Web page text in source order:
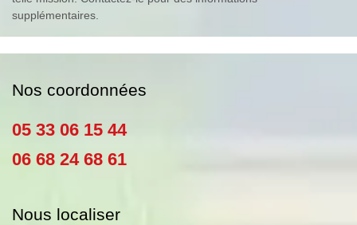
supplémentaires.
Nos coordonnées
05 33 06 15 44
06 68 24 68 61
Nous localiser